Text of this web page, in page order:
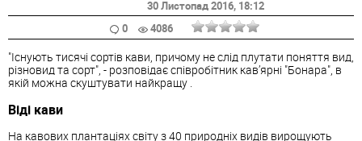
30 Листопад 2016, 18:12
0
4086
"Існують тисячі сортів кави, причому не слід плутати поняття вид,
різновид та сорт", - розповідає співробітник кав’ярні "Бонара", в
якій можна скуштувати найкращу .
Віді кави
На кавових плантаціях світу з 40 природніх видів вирощують